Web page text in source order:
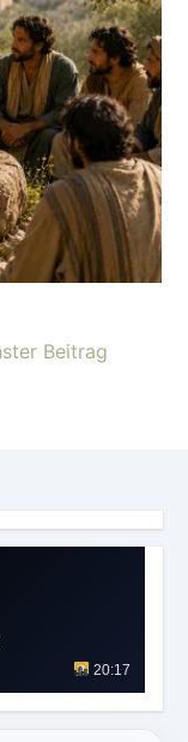
Beitrag
20:17